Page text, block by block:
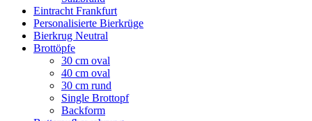
Eintracht Frankfurt
Personalisierte Bierkrüge
Bierkrug Neutral
Brottöpfe
30 cm oval
40 cm oval
30 cm rund
Single Brottopf
Backform